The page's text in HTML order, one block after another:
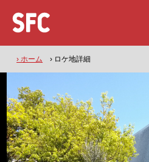
› ホーム › ロケ地詳細